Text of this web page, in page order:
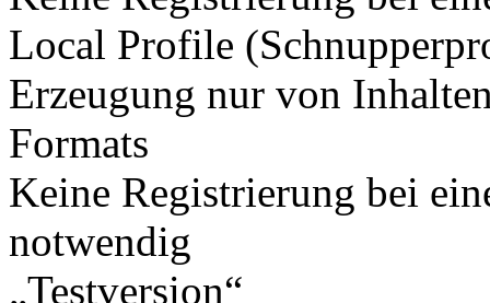
Local Profile
Erzeugung nur von
Formats
Keine Registrierung bei
notwendig
„Testversion“